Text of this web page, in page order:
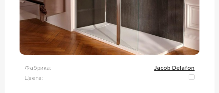
Фабрика:
Jacob Delafon
Цвета: